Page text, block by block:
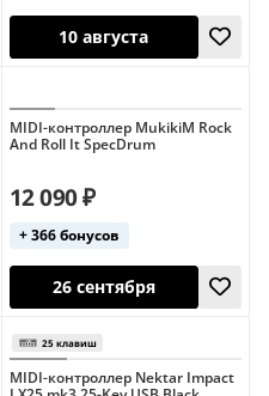
MIDI-контроллер MukikiM Rock
And Roll It SpecDrum
12 090 ₽
+ 366 бонусов
MIDI-контроллер Nektar Impact